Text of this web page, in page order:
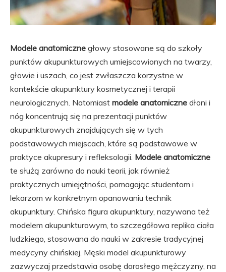
Modele anatomiczne głowy stosowane są do szkoły
punktów akupunkturowych umiejscowionych na twarzy,
głowie i uszach, co jest zwłaszcza korzystne w
kontekście akupunktury kosmetycznej i terapii
neurologicznych. Natomiast modele anatomiczne dłoni i
nóg koncentrują się na prezentacji punktów
akupunkturowych znajdujących się w tych
podstawowych miejscach, które są podstawowe w
praktyce akupresury i refleksologii. Modele anatomiczne
te służą zarówno do nauki teorii, jak również
praktycznych umiejętności, pomagając studentom i
lekarzom w konkretnym opanowaniu technik
akupunktury. Chińska figura akupunktury, nazywana też
modelem akupunkturowym, to szczegółowa replika ciała
ludzkiego, stosowana do nauki w zakresie tradycyjnej
medycyny chińskiej. Męski model akupunkturowy
zazwyczaj przedstawia osobę dorosłego mężczyzny, na